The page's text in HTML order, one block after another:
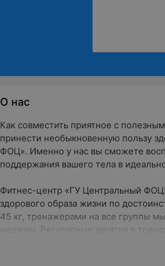
О нас
Как совместить приятное с
принести необыкновенную пользу
ФОЦ». Именно у нас вы сможете
поддержания вашего тела в
Фитнес-центр «ГУ Центральный
здорового образа жизни по
45 кг, тренажерами на все группы
мешком. Регулярные занятия в
также имеется и уютный зал для